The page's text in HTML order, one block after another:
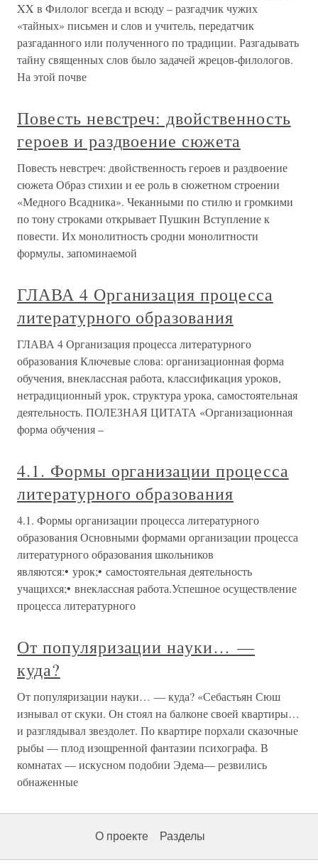
XX в Филолог всегда и всюду – разгадчик чужих
«тайных» письмен и слов и учитель, передатчик
разгаданного или полученного по традиции. Разгадывать
тайну священных слов было задачей жрецов-филологов.
На этой почве
Повесть невстреч: двойственность
героев и раздвоение сюжета
Повесть невстреч: двойственность героев и раздвоение
сюжета Образ стихии и ее роль в сюжетном строении
«Медного Всадника». Чеканными по стилю и громкими
по тону строками открывает Пушкин Вступление к
повести. Их монолитность сродни монолитности
формулы, запоминаемой
ГЛАВА 4 Организация процесса
литературного образования
ГЛАВА 4 Организация процесса литературного
образования Ключевые слова: организационная форма
обучения, внеклассная работа, классификация уроков,
нетрадиционный урок, структура урока, самостоятельная
деятельность. ПОЛЕЗНАЯ ЦИТАТА «Организационная
форма обучения –
4.1. Формы организации процесса
литературного образования
4.1. Формы организации процесса литературного
образования Основными формами организации процесса
литературного образования школьников
являются:• урок;• самостоятельная деятельность
учащихся;• внеклассная работа.Успешное осуществление
процесса литературного
От популяризации науки… —
куда?
От популяризации науки… — куда? «Себастьян Сюш
изнывал от скуки. Он стоял на балконе своей квартиры…
и разглядывал звездолет. По квартире порхали сказочные
рыбы — плод изощренной фантазии психографа. В
комнатах — искусном подобии Эдема— резвились
обнаженные
О проекте Разделы